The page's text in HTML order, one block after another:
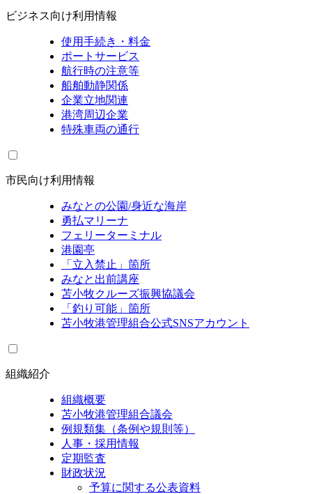
ビジネス向け利用情報
使用手続き・料金
ポートサービス
航行時の注意等
船舶動静関係
企業立地関連
港湾周辺企業
特殊車両の通行
市民向け利用情報
みなとの公園/身近な海岸
勇払マリーナ
フェリーターミナル
港園亭
「立入禁止」箇所
みなと出前講座
苫小牧クルーズ振興協議会
「釣り可能」箇所
苫小牧港管理組合公式SNSアカウント
組織紹介
組織概要
苫小牧港管理組合議会
例規類集（条例や規則等）
人事・採用情報
定期監査
財政状況
予算に関する公表資料